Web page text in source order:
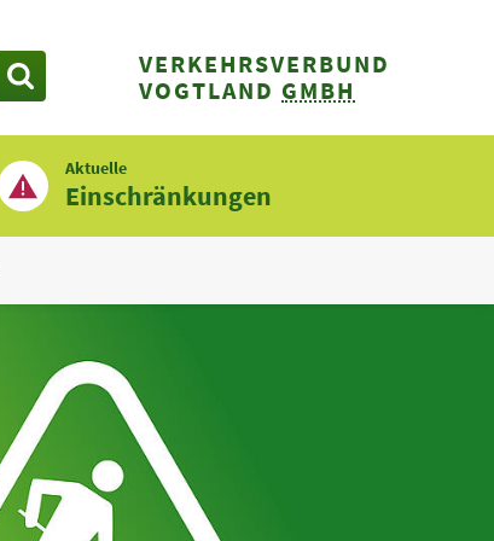
VERKEHRSVERBUND
VOGTLAND GMBH
Aktuelle
Einschränkungen